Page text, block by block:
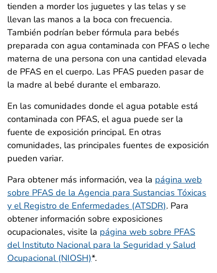
tienden a morder los juguetes y las telas y se
llevan las manos a la boca con frecuencia.
También podrían beber fórmula para bebés
preparada con agua contaminada con PFAS o leche
materna de una persona con una cantidad elevada
de PFAS en el cuerpo. Las PFAS pueden pasar de
la madre al bebé durante el embarazo.
En las comunidades donde el agua potable está
contaminada con PFAS, el agua puede ser la
fuente de exposición principal. En otras
comunidades, las principales fuentes de exposición
pueden variar.
Para obtener más información, vea la página web
sobre PFAS de la Agencia para Sustancias Tóxicas
y el Registro de Enfermedades (ATSDR). Para
obtener información sobre exposiciones
ocupacionales, visite la página web sobre PFAS
del Instituto Nacional para la Seguridad y Salud
Ocupacional (NIOSH)*.